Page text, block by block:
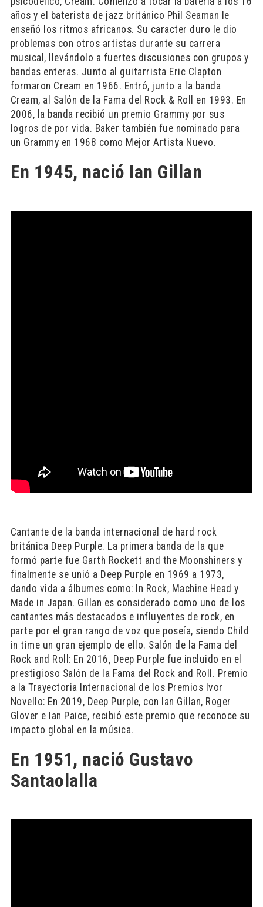
años y el baterista de jazz británico Phil Seaman le
enseñó los ritmos africanos. Su caracter duro le dio
problemas con otros artistas durante su carrera
musical, llevándolo a fuertes discusiones con grupos y
bandas enteras. Junto al guitarrista Eric Clapton
formaron Cream en 1966. Entró, junto a la banda
Cream, al Salón de la Fama del Rock & Roll en 1993. En
2006, la banda recibió un premio Grammy por sus
logros de por vida. Baker también fue nominado para
un Grammy en 1968 como Mejor Artista Nuevo.
En 1945, nació Ian Gillan
Cantante de la banda internacional de hard rock
británica Deep Purple. La primera banda de la que
formó parte fue Garth Rockett and the Moonshiners y
finalmente se unió a Deep Purple en 1969 a 1973,
dando vida a álbumes como: In Rock, Machine Head y
Made in Japan. Gillan es considerado como uno de los
cantantes más destacados e influyentes de rock, en
parte por el gran rango de voz que poseía, siendo Child
in time un gran ejemplo de ello. Salón de la Fama del
Rock and Roll: En 2016, Deep Purple fue incluido en el
prestigioso Salón de la Fama del Rock and Roll. Premio
a la Trayectoria Internacional de los Premios Ivor
Novello: En 2019, Deep Purple, con Ian Gillan, Roger
Glover e Ian Paice, recibió este premio que reconoce su
impacto global en la música.
En 1951, nació Gustavo
Santaolalla